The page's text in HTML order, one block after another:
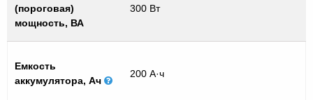
(пороговая)
мощность, ВА
300 Вт
Емкость
аккумулятора, Ач
200 А·ч